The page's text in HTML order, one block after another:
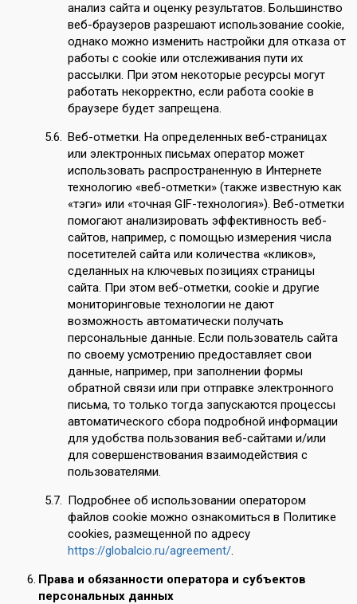
анализ сайта и оценку результатов. Большинство
веб-браузеров разрешают использование cookie,
однако можно изменить настройки для отказа от
работы с cookie или отслеживания пути их
рассылки. При этом некоторые ресурсы могут
работать некорректно, если работа cookie в
браузере будет запрещена.
Веб-отметки. На определенных веб-страницах
или электронных письмах оператор может
использовать распространенную в Интернете
технологию «веб-отметки» (также известную как
«тэги» или «точная GIF-технология»). Веб-отметки
помогают анализировать эффективность веб-
сайтов, например, с помощью измерения числа
посетителей сайта или количества «кликов»,
сделанных на ключевых позициях страницы
сайта. При этом веб-отметки, cookie и другие
мониторинговые технологии не дают
возможность автоматически получать
персональные данные. Если пользователь сайта
по своему усмотрению предоставляет свои
данные, например, при заполнении формы
обратной связи или при отправке электронного
письма, то только тогда запускаются процессы
автоматического сбора подробной информации
для удобства пользования веб-сайтами и/или
для совершенствования взаимодействия с
пользователями.
Подробнее об использовании оператором
файлов cookie можно ознакомиться в Политике
cookies, размещенной по адресу
https://globalcio.ru/agreement/.
Права и обязанности оператора и субъектов
персональных данных